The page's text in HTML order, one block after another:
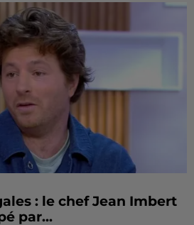
: le chef Jean Imbert
par...